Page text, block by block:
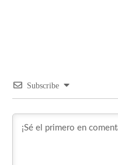
Subscribe